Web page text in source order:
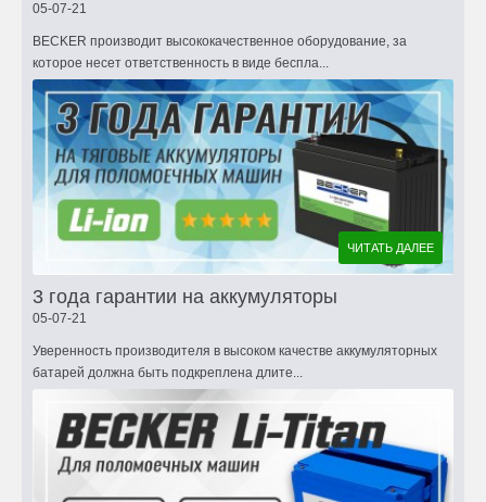
05-07-21
BECKER производит высококачественное оборудование, за
которое несет ответственность в виде беспла...
ЧИТАТЬ ДАЛЕЕ
3 года гарантии на аккумуляторы
05-07-21
Уверенность производителя в высоком качестве аккумуляторных
батарей должна быть подкреплена длите...